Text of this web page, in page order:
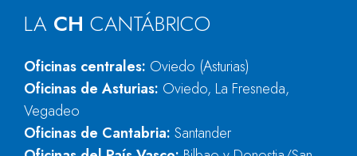
LA CH CANTÁBRICO
Oficinas centrales: Oviedo (Asturias)
Oficinas de Asturias: Oviedo, La Fresneda,
Vegadeo
Oficinas de Cantabria: Santander